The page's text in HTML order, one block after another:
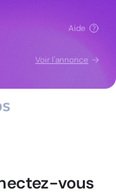
Aide
Voir l'annonce
vous